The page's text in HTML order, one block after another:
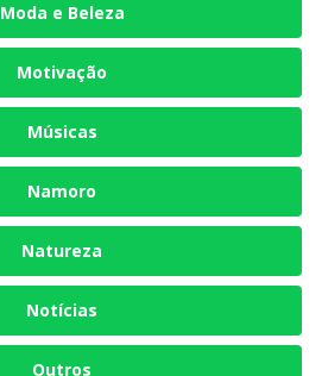
Moda e Beleza
Motivação
Músicas
Namoro
Natureza
Notícias
Outros